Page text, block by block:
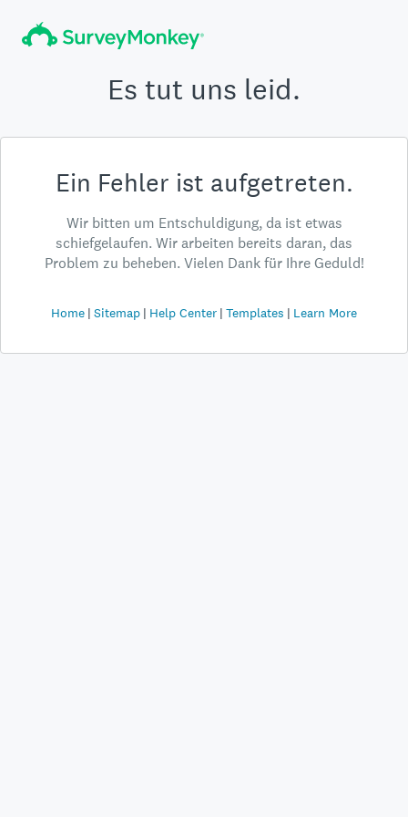
Es tut uns leid.
Ein Fehler ist aufgetreten.
Wir bitten um Entschuldigung, da ist etwas
schiefgelaufen. Wir arbeiten bereits daran, das
Problem zu beheben. Vielen Dank für Ihre Geduld!
Home Sitemap Help Center Templates Learn More